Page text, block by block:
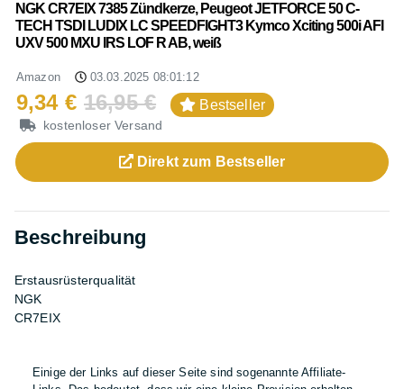
NGK CR7EIX 7385 Zündkerze, Peugeot JETFORCE 50 C-
TECH TSDI LUDIX LC SPEEDFIGHT3 Kymco Xciting 500i AFI
UXV 500 MXU IRS LOF R AB, weiß
Amazon 03.03.2025 08:01:12
9,34 € 16,95 € Bestseller
kostenloser Versand
Direkt zum Bestseller
Beschreibung
Erstausrüsterqualität
NGK
CR7EIX
Einige der Links auf dieser Seite sind sogenannte Affiliate-